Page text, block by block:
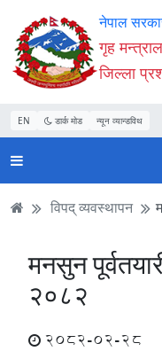
Accessibility
Mode
सुरु
गर्नुहोस्
सामाग्री
पढ्नुहाेस्
नेभिगेसन
पढ्नुहाेस्
वेबसाइट
खोजमा
जानुहोस्
नेपाल
गृह
जिल्ला
EN डार्क मोड न्यून व्यान्डविथ
विपद् व्यवस्थापन
मनसुन
२०८२
2082-02-28